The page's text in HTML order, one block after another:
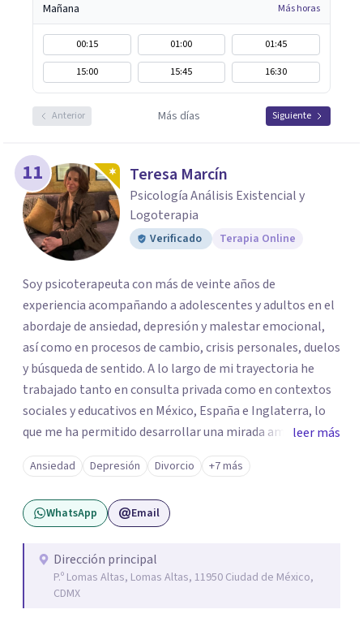
Mañana Más horas
00:15 01:00
01:45
15:00
15:45 16:30
Anterior Más días Siguiente
11 Teresa Marcín
Psicología Análisis Existencial y
Logoterapia
Verificado Terapia Online
Soy psicoterapeuta con más de veinte años de
experiencia acompañando a adolescentes y adultos en el
abordaje de ansiedad, depresión y malestar emocional,
así como en procesos de cambio, crisis personales, duelos
y búsqueda de sentido. A lo largo de mi trayectoria he
trabajado tanto en consulta privada como en contextos
sociales y educativos en México, España e Inglaterra, lo
que me ha permitido desarrollar una mirada amplia,
sensible y profundamente humana del sufrimiento
psicológico. Trabajo desde un enfoque integral que
combina la Psicología Existencial, la Logoterapia, el
Análisis Conductual y la Terapia Dialéctico Conductual.
a personas que atraviesan ansiedad persistente, estados
depresivos, agotamiento emocional, pensamientos
negativos recurrentes o dificultades para regular sus
leer más
Ansiedad Depresión Divorcio +7 más
WhatsApp Email
Dirección principal
P.º Lomas Altas, Lomas Altas, 11950 Ciudad de México,
CDMX